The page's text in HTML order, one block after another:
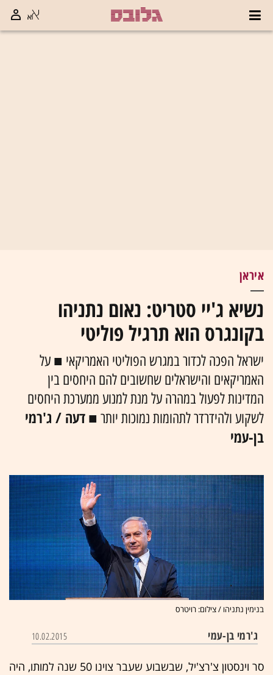
איראן
נשיא ג'יי סטריט: נאום נתניהו
בקונגרס הוא תרגיל פוליטי
ישראל הפכה לכדור במגרש הפוליטי האמריקאי ■ על
האמריקאים והישראלים שחשובים להם היחסים בין
המדינות לפעול במהרה על מנת למנוע ממערכת היחסים
לשקוע ולהידרדר לתהומות נמוכות יותר ■ דעה / ג'רמי
בן-עמי
בנימין נתניהו / צילום: רויטרס
ג'רמי בן-עמי 10.02.2015
סר וינסטון צ'רצ'יל, שבשבוע שעבר צוינו 50 שנה למותו, היה